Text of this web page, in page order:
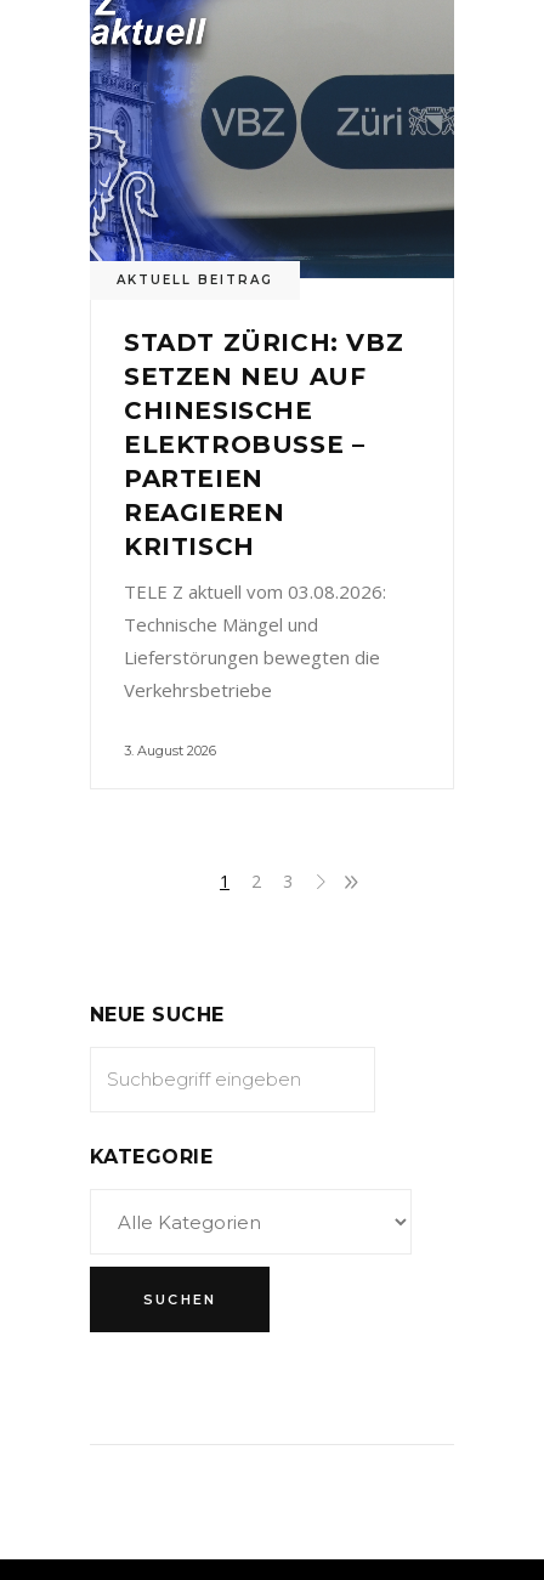
AKTUELL BEITRAG
STADT ZÜRICH: VBZ
SETZEN NEU AUF
CHINESISCHE
ELEKTROBUSSE –
PARTEIEN
REAGIEREN
KRITISCH
TELE Z aktuell vom 03.08.2026:
Technische Mängel und
Lieferstörungen bewegten die
Verkehrsbetriebe
3. August 2026
1 2 3
NEUE SUCHE
KATEGORIE